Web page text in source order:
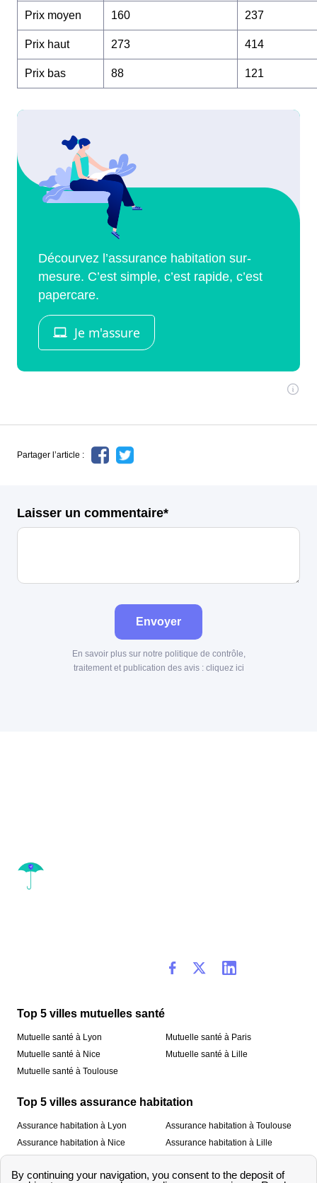
Prix moyen 160 237
Prix haut 273 414
Prix bas 88 121
Partager l’article :
Laisser un commentaire*
Envoyer
En savoir plus sur notre politique de contrôle,
traitement et publication des avis : cliquez ici
Top 5 villes mutuelles santé
Mutuelle santé à Lyon
Mutuelle santé à Nice
Mutuelle santé à Toulouse
Mutuelle santé à Paris
Mutuelle santé à Lille
Top 5 villes assurance habitation
Assurance habitation à Lyon
Assurance habitation à Nice
Assurance habitation à Toulouse
Assurance habitation à Lille